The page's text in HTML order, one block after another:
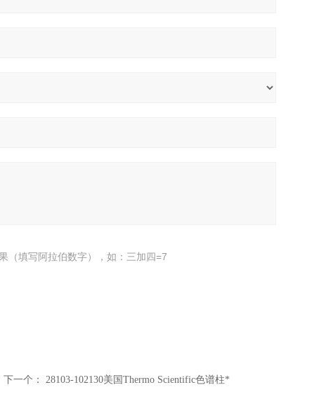
（填写阿拉伯数字），如：三加四=7
下一个： 28103-102130美国Thermo Scientific色谱柱*